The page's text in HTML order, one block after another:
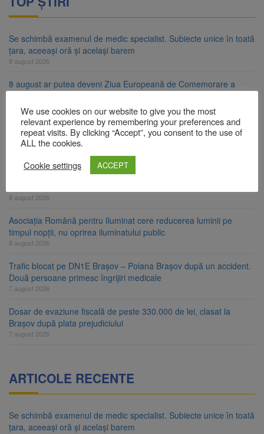
Se schimbă examenul de medic specialist. Subiecte unice în toată
țara, aceeași oră și același barem
8 august 2026
8 august ar putea deveni Ziua Europeană de Comemorare a
8 august 2026
Am început demolarea fostului complex Duplex 91, de lângă Piața
Star
Ungaria renunță la apelul pentru reducerea consumului de
8 august 2026
Asociația Română pentru Iluminat cere reducerea luminii pe
timpul nopții, nu oprirea iluminatului public
8 august 2026
Trafic blocat pe DN1E Brașov – Poiana Brașov după un accident.
Două persoane primesc îngrijiri medicale
7 august 2026
Dosar de evaziune fiscală de peste 330.000 de lei, clasat la
Brașov după plata prejudiciului
7 august 2026
ARTICOLE RECENTE
Se schimbă examenul de medic specialist. Subiecte unice în toată
țara, aceeași oră și același barem
We use cookies on our website to give you the most
relevant experience by remembering your preferences and
repeat visits. By clicking “Accept”, you consent to the use of
ALL the cookies.
Cookie settings
ACCEPT